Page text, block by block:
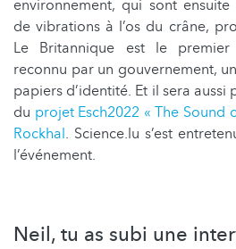
environnement, qui sont
de vibrations à l’os du crâne,
Le Britannique est le
reconnu par un gouvernement,
papiers d’identité. Et il sera aussi
du projet Esch2022 « The Sound
Rockhal. Science.lu s’est
l’événement.
Neil, tu as subi une